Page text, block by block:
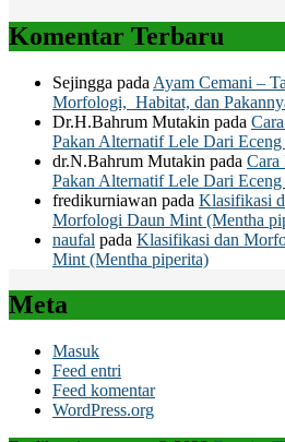
Komentar Terbaru
Sejingga pada Ayam Cemani –
Morfologi, Habitat, dan
Dr.H.Bahrum Mutakin pada
Pakan Alternatif Lele Dari
dr.N.Bahrum Mutakin pada Cara
Pakan Alternatif Lele Dari
fredikurniawan pada Klasifikasi
Morfologi Daun Mint (Mentha
naufal pada Klasifikasi dan
Mint (Mentha piperita)
Meta
Masuk
Feed entri
Feed komentar
WordPress.org